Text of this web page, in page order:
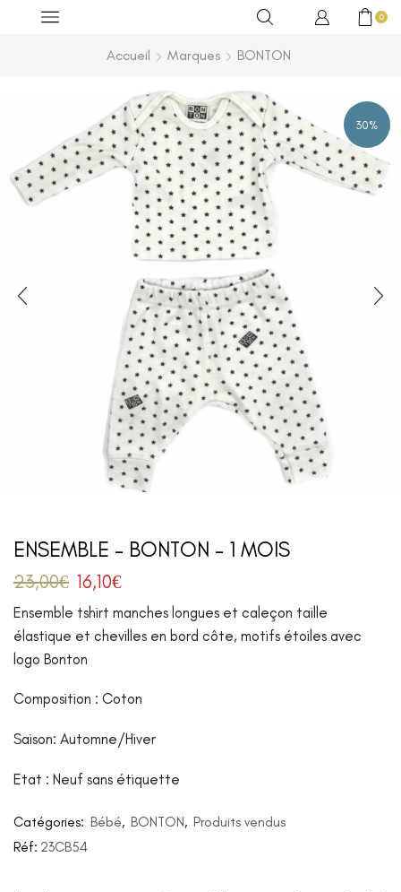
0
Accueil Marques BONTON
30%
ENSEMBLE – BONTON – 1 MOIS
23,00€ 16,10€
Ensemble tshirt manches longues et caleçon taille
élastique et chevilles en bord côte, motifs étoiles avec
logo Bonton
Composition : Coton
Saison: Automne/Hiver
Etat : Neuf sans étiquette
Catégories: Bébé, BONTON, Produits vendus
Réf: 23CB54